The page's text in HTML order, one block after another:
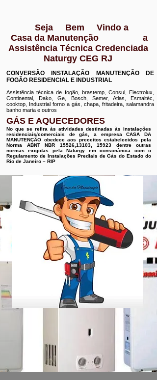
Seja Bem Vindo a
Casa da Manutenção a
Assistência Técnica Credenciada
Naturgy CEG RJ
CONVERSÃO INSTALAÇÃO MANUTENÇÃO DE
FOGÃO RESIDENCIAL E INDUSTRIAL
Assistência técnica de fogão, brastemp, Consul, Electrolux,
Continental, Dako, Ge, Bosch, Semer, Atlas, Esmaltéc,
cooktop, Industrial forno a gás, chapa, fritadeira, salamandra
banho maria e outros
GÁS E AQUECEDORES
No que se refira às atividades destinadas às instalações
residenciais/comerciais de gás, a empresa CASA DA
MANUTENÇÃO obedece aos preceitos estabelecidos pela
Norma ABNT NBR 15526,13103, 15923 dentre outras
normas exigidas pela Naturgy em consonância com o
Regulamento de Instalações Prediais de Gás do Estado do
Rio de Janeiro – RIP